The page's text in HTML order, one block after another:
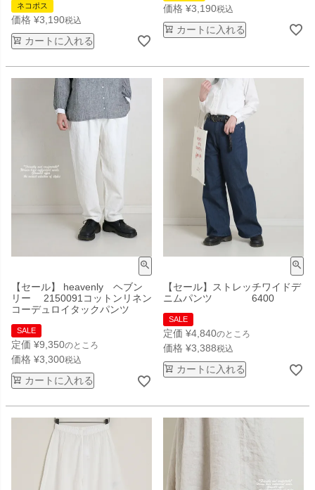
ネコポス
価格 ¥3,190税込
カートに入れる
価格 ¥3,190税込
カートに入れる
【セール】 heavenly ヘブン
リー 2150091コットンリネン
コーデュロイタックパンツ
SALE
定価 ¥9,350のところ
価格 ¥3,300税込
カートに入れる
【セール】ストレッチワイドデ
ニムパンツ 6400
SALE
定価 ¥4,840のところ
価格 ¥3,388税込
カートに入れる